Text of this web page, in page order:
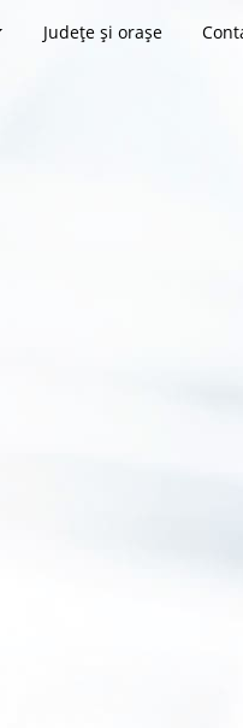
Județe și orașe